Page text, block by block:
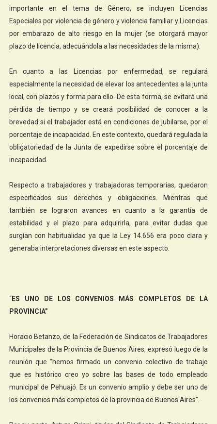
importante en el tema de Género, se incluyen Licencias
Especiales por violencia de género y violencia familiar y Licencias
por embarazo de alto riesgo en la mujer (se otorgará mayor
plazo de licencia, adecuándola a las necesidades de la misma).
En cuanto a las Licencias por enfermedad, se regulará
especialmente la necesidad de elevar los antecedentes a la junta
local, con plazos y forma para ello. De esta forma, se evitará una
pérdida de tiempo y se creará posibilidad de conocer a la
brevedad si el trabajador está en condiciones de jubilarse, por el
porcentaje de incapacidad. En este contexto, quedará regulada la
obligatoriedad de la Junta de expedirse sobre el porcentaje de
incapacidad.
Respecto a trabajadores y trabajadoras temporarias, quedaron
especificados sus derechos y obligaciones. Mientras que
también se lograron avances en cuanto a la garantía de
estabilidad y el plazo para adquirirla, para evitar dudas que
surgían con habitualidad ya que la Ley 14.656 era poco clara y
generaba interpretaciones diversas en este aspecto.
“ES UNO DE LOS CONVENIOS MÁS COMPLETOS DE LA
PROVINCIA”
Horacio Betanzo, de la Federación de Sindicatos de Trabajadores
Municipales de la Provincia de Buenos Aires, expresó luego de la
reunión que “hemos firmado un convenio colectivo de trabajo
que es histórico creo yo sobre las bases de todo empleado
municipal de Pehuajó. Es un convenio amplio y debe ser uno de
los convenios más completos de la provincia de Buenos Aires”.